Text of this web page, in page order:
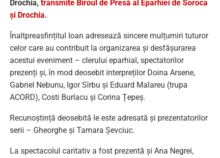
Drochia, transmite Biroul de Presă al Eparhiei de Soroca
și Drochia.
Înaltpreasfințitul Ioan adresează sincere mulțumiri tuturor
celor care au contribuit la organizarea și desfășurarea
acestui eveniment – clerului eparhial, spectatorilor
prezenți și, în mod deosebit interpreților Doina Arsene,
Gabriel Nebunu, Igor Sîrbu și Eduard Malareu (trupa
ACORD), Costi Burlacu și Corina Țepeș.
Recunoștință deosebită le este adresată și prezentatorilor
serii – Gheorghe și Tamara Șevciuc.
La spectacolul caritativ a fost prezentă și Ana Negrei,